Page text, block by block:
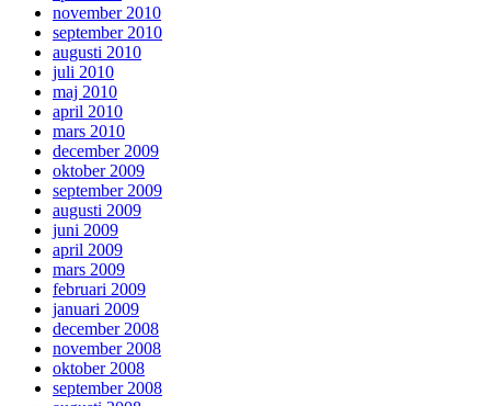
november 2010
september 2010
augusti 2010
juli 2010
maj 2010
april 2010
mars 2010
december 2009
oktober 2009
september 2009
augusti 2009
juni 2009
april 2009
mars 2009
februari 2009
januari 2009
december 2008
november 2008
oktober 2008
september 2008